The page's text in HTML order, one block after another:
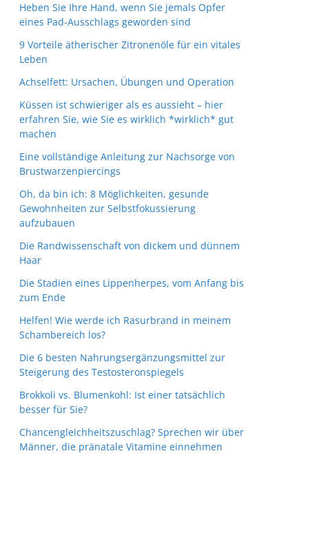
Heben Sie Ihre Hand, wenn Sie jemals Opfer
eines Pad-Ausschlags geworden sind
9 Vorteile ätherischer Zitronenöle für ein vitales
Leben
Achselfett: Ursachen, Übungen und Operation
Küssen ist schwieriger als es aussieht – hier
erfahren Sie, wie Sie es wirklich *wirklich* gut
machen
Eine vollständige Anleitung zur Nachsorge von
Brustwarzenpiercings
Oh, da bin ich: 8 Möglichkeiten, gesunde
Gewohnheiten zur Selbstfokussierung
aufzubauen
Die Randwissenschaft von dickem und dünnem
Haar
Die Stadien eines Lippenherpes, vom Anfang bis
zum Ende
Helfen! Wie werde ich Rasurbrand in meinem
Schambereich los?
Die 6 besten Nahrungsergänzungsmittel zur
Steigerung des Testosteronspiegels
Brokkoli vs. Blumenkohl: Ist einer tatsächlich
besser für Sie?
Chancengleichheitszuschlag? Sprechen wir über
Männer, die pränatale Vitamine einnehmen